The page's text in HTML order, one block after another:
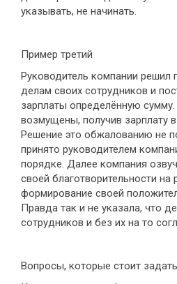
указывать, не начинать.
Пример третий
Руководитель компании решил
делам своих сотрудников и
зарплаты определённую
возмущены, получив зарплату
Решение это обжалованию не
принято руководителем
порядке. Далее компания
своей благотворительности на
формирование своей
Правда так и не указала, что
сотрудников и без их на то
Вопросы, которые стоит